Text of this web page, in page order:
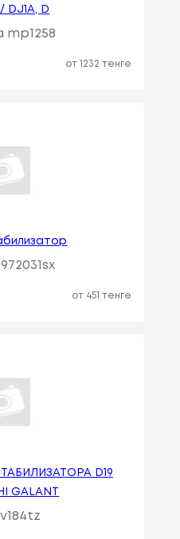
DJ1A, D
mp1258
от 1232 тенге
от 451 тенге
D19
GALANT